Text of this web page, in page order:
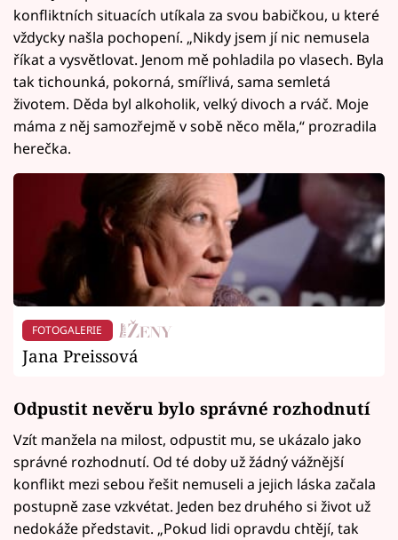
konfliktních situacích utíkala za svou babičkou, u které
vždycky našla pochopení. „Nikdy jsem jí nic nemusela
říkat a vysvětlovat. Jenom mě pohladila po vlasech. Byla
tak tichounká, pokorná, smířlivá, sama semletá
životem. Děda byl alkoholik, velký divoch a rváč. Moje
máma z něj samozřejmě v sobě něco měla,“ prozradila
herečka.
FOTOGALERIE
Jana Preissová
Odpustit nevěru bylo správné rozhodnutí
Vzít manžela na milost, odpustit mu, se ukázalo jako
správné rozhodnutí. Od té doby už žádný vážnější
konflikt mezi sebou řešit nemuseli a jejich láska začala
postupně zase vzkvétat. Jeden bez druhého si život už
nedokáže představit. „Pokud lidi opravdu chtějí, tak